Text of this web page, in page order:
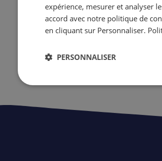
Créer mon
expérience, mesurer et analyser
accord avec notre politique de
en cliquant sur Personnaliser.
PERSONNALISER